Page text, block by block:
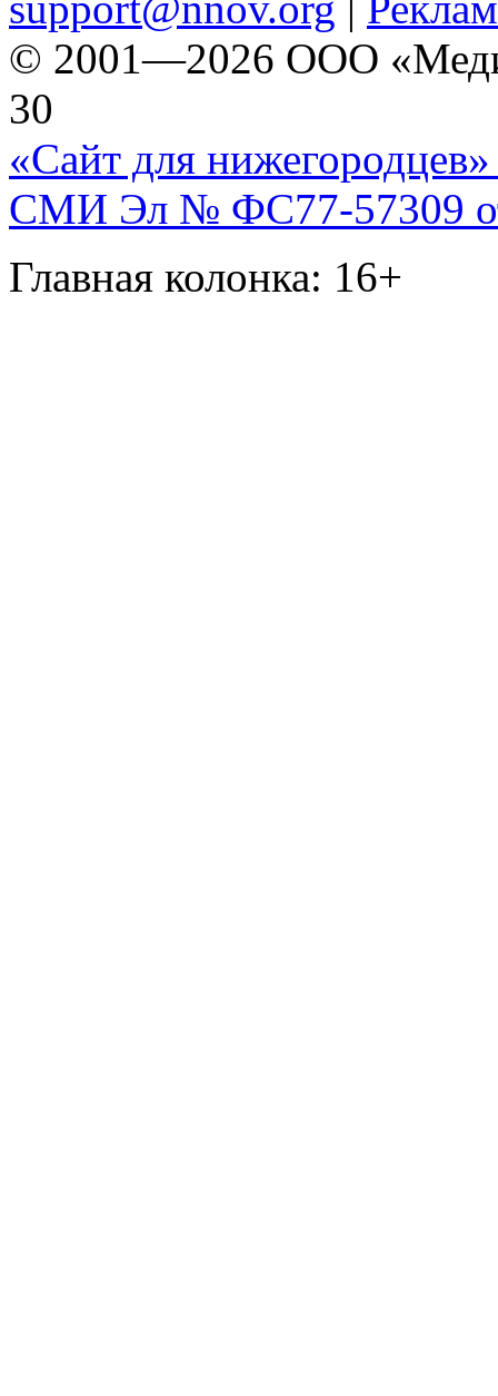
© 2001—2026 ООО
30
«Сайт для нижегородцев»
СМИ Эл № ФС77-57309
Главная колонка: 16+